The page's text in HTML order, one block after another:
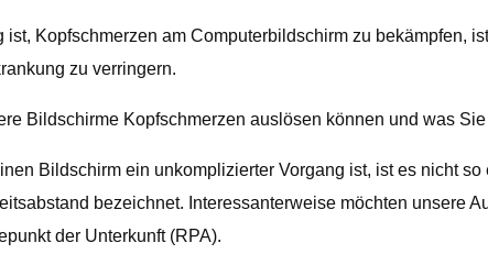
Kopfschmerzen am Computerbildschirm zu bekämpfen,
zu verringern.
Bildschirme Kopfschmerzen auslösen können und was
Bildschirm ein unkomplizierter Vorgang ist, ist es nicht
bezeichnet. Interessanterweise möchten unsere
der Unterkunft (RPA).